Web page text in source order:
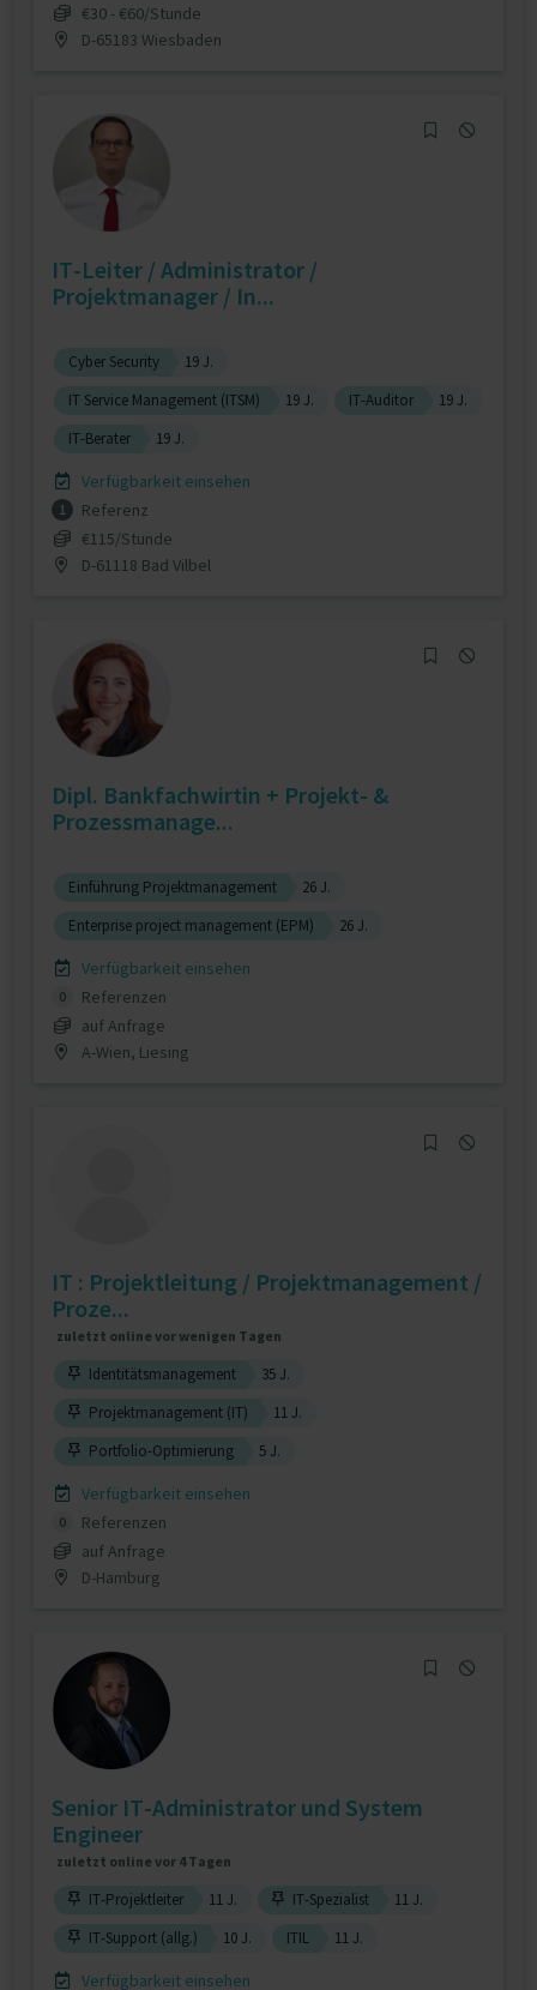
€30 - €60/Stunde
D-65183 Wiesbaden
IT-Leiter / Administrator /
Projektmanager / In...
Cyber Security
19 J.
IT Service Management (ITSM)
19 J. IT-Auditor
19 J.
IT-Berater
19 J.
Verfügbarkeit einsehen
1
Referenz
€115/Stunde
D-61118 Bad Vilbel
Dipl. Bankfachwirtin + Projekt- &
Prozessmanage...
Einführung Projektmanagement
26 J.
Enterprise project management (EPM)
26 J.
Verfügbarkeit einsehen
0
Referenzen
auf Anfrage
A-Wien, Liesing
IT : Projektleitung / Projektmanagement /
Proze...
zuletzt online vor wenigen Tagen
Identitätsmanagement
35 J.
Projektmanagement (IT)
11 J.
Portfolio-Optimierung
5 J.
Verfügbarkeit einsehen
0
Referenzen
auf Anfrage
D-Hamburg
Senior IT-Administrator und System
Engineer
zuletzt online vor 4 Tagen
IT-Projektleiter 11 J. IT-Spezialist
11 J.
IT-Support (allg.)
10 J. ITIL 11 J.
Verfügbarkeit einsehen